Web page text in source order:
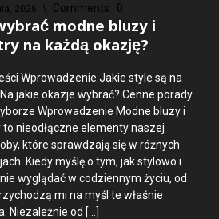
2026 Comments : 0
modne bluzy i
na każdą okazję?
Wprowadzenie Jakie style są na
jakie okazje wybrać? Cenne porady
Wprowadzenie Modne bluzy i
nieodłączne elementy naszej
które sprawdzają się w różnych
Kiedy myślę o tym, jak stylowo i
wyglądać w codziennym życiu, od
mi na myśl te właśnie
Niezależnie od […]